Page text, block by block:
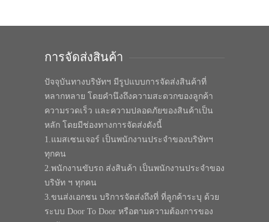
การจัดส่งสินค้า
ปัจจุบันทางบริษัทฯ มีรูปแบบการจัดส่งสินค้าที่
หลากหลาย โดยคำนึงถึงความสะดวกของลูกค้า
ความรวดเร็ว และความปลอดภัยของสินค้าเป็น
หลัก โดยมีช่องทางการจัดส่งดังนี้
1.แมสเซนเจอร์ เป็นพนักงานประจำของบริษัทฯ
ทุกคน
2.พนักงานขับรถ ส่งสินค้า เป็นพนักงานประจำของ
บริษัท ฯ ทุกคน
3.ขนส่งเอกชน บริการจัดส่งถึงที่ ที่ลูกค้าระบุ ด้วย
ระบบ Door To Door หรือตามความต้องการของ